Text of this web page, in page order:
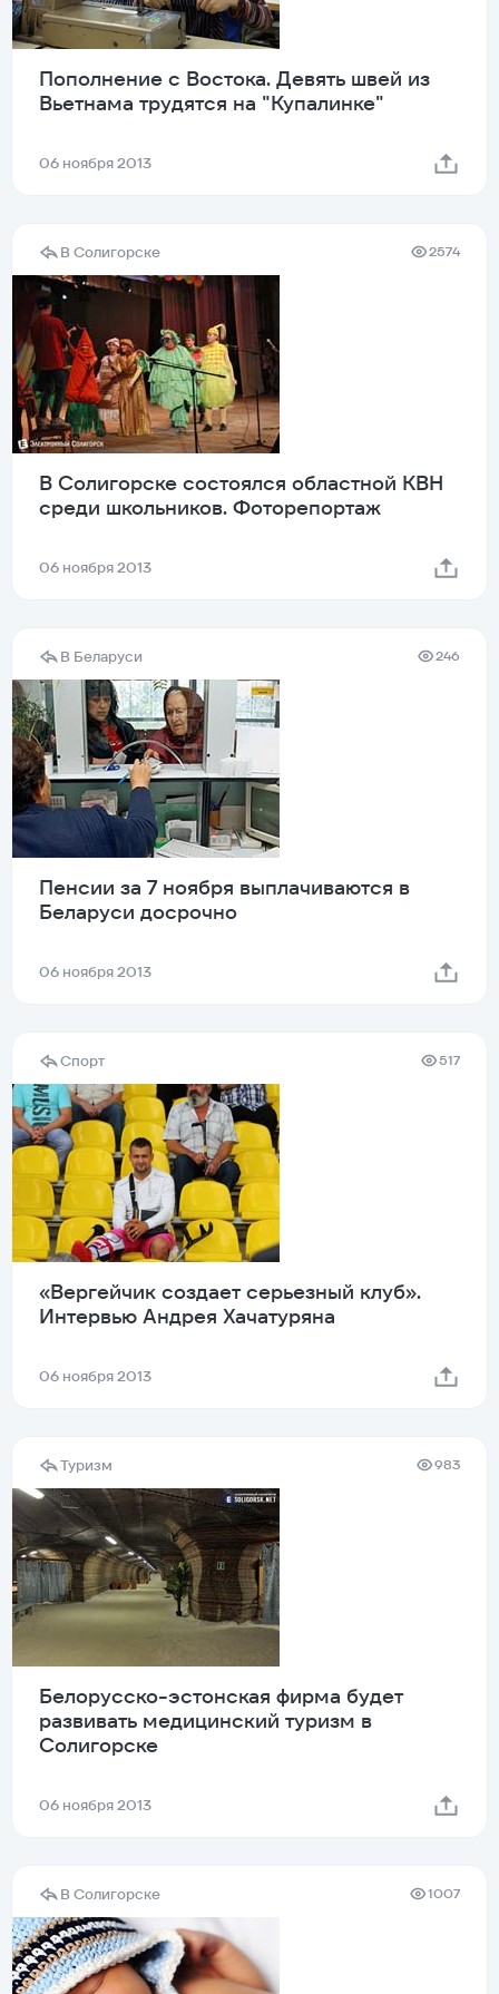
Пополнение с Востока. Девять швей из
Вьетнама трудятся на "Купалинке"
06 ноября 2013
В Солигорске 2574
В Солигорске состоялся областной КВН
среди школьников. Фоторепортаж
06 ноября 2013
В Беларуси 246
Пенсии за 7 ноября выплачиваются в
Беларуси досрочно
06 ноября 2013
Спорт 517
«Вергейчик создает серьезный клуб».
Интервью Андрея Хачатуряна
06 ноября 2013
Туризм 983
Белорусско-эстонская фирма будет
развивать медицинский туризм в
Солигорске
06 ноября 2013
В Солигорске 1007